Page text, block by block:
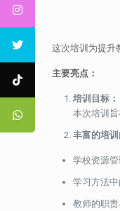
这次培训为提升
主要亮点：
培训目标：
本次培训
丰富的培训
学校资源管
学习方法
教师的职责